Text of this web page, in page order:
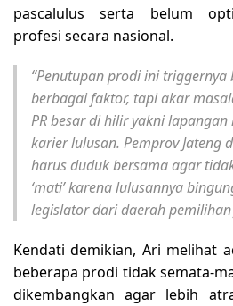
pascalulus serta belum
profesi secara nasional.
“Penutupan prodi ini
berbagai faktor, tapi akar
PR besar di hilir yakni
karier lulusan. Pemprov Jateng
harus duduk bersama agar
‘mati’ karena lulusannya
legislator dari daerah pemilihan
Kendati demikian, Ari melihat
beberapa prodi tidak semata-
dikembangkan agar lebih